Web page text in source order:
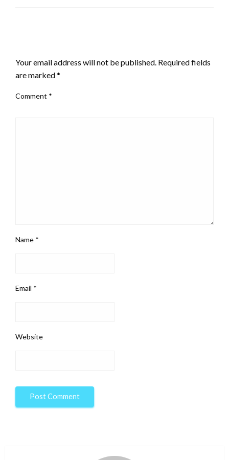
Your email address will not be published. Required fields
are marked*
Comment *
Name *
Email *
Website